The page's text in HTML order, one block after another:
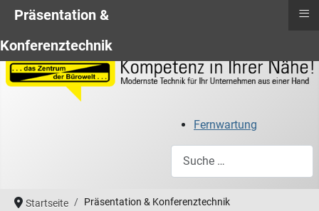
Fernwartung
Startseite Präsentation & Konferenztechnik
Präsentation &
Konferenztechnik
≡